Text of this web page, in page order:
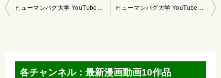
投
各チャンネル：最新漫画動画10作品